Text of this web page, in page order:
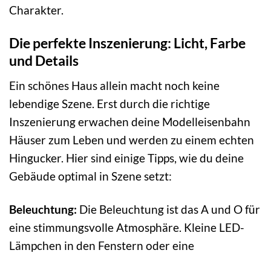
Charakter.
Die perfekte Inszenierung: Licht, Farbe
und Details
Ein schönes Haus allein macht noch keine
lebendige Szene. Erst durch die richtige
Inszenierung erwachen deine Modelleisenbahn
Häuser zum Leben und werden zu einem echten
Hingucker. Hier sind einige Tipps, wie du deine
Gebäude optimal in Szene setzt:
Beleuchtung: Die Beleuchtung ist das A und O für
eine stimmungsvolle Atmosphäre. Kleine LED-
Lämpchen in den Fenstern oder eine